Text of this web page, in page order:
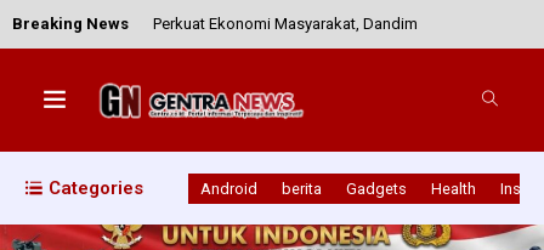
Breaking News Perkuat Ekonomi Masyarakat, Dandim
Secara Virtual
Kodim 1608/Bima Gelar Nobar Piala Dunia 2026
Categories Android berita Gadgets Health